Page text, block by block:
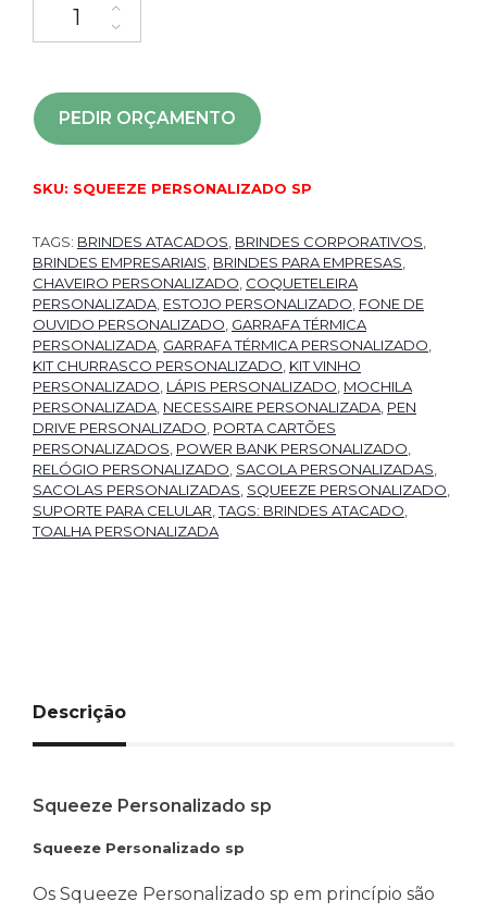
PEDIR ORÇAMENTO
SKU: SQUEEZE PERSONALIZADO SP
TAGS: BRINDES ATACADOS BRINDES CORPORATIVOS
BRINDES EMPRESARIAIS BRINDES PARA EMPRESAS
CHAVEIRO PERSONALIZADO COQUETELEIRA
PERSONALIZADA ESTOJO PERSONALIZADO FONE DE
OUVIDO PERSONALIZADO GARRAFA TÉRMICA
PERSONALIZADA GARRAFA TÉRMICA PERSONALIZADO
KIT CHURRASCO PERSONALIZADO KIT VINHO
PERSONALIZADO LÁPIS PERSONALIZADO MOCHILA
PERSONALIZADA NECESSAIRE PERSONALIZADA PEN
DRIVE PERSONALIZADO PORTA CARTÕES
PERSONALIZADOS POWER BANK PERSONALIZADO
RELÓGIO PERSONALIZADO SACOLA PERSONALIZADAS
SACOLAS PERSONALIZADAS SQUEEZE PERSONALIZADO
SUPORTE PARA CELULAR ,TAGS: BRINDES ATACADO
TOALHA PERSONALIZADA
Descrição
Squeeze Personalizado sp
Squeeze Personalizado sp
Os Squeeze Personalizado sp em princípio são